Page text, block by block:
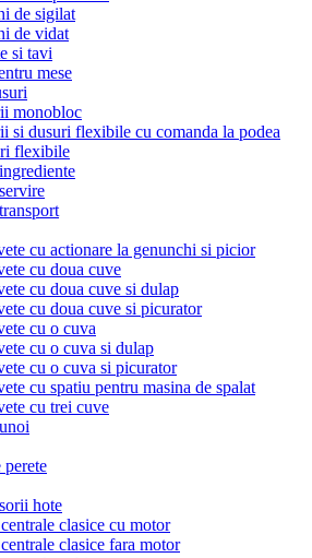
de sigilat
de vidat
si tavi
mese
monobloc
si dusuri flexibile cu comanda la podea
flexibile
cu actionare la genunchi si picior
cu doua cuve
cu doua cuve si dulap
cu doua cuve si picurator
cu o cuva
cu o cuva si dulap
cu o cuva si picurator
cu spatiu pentru masina de spalat
cu trei cuve
hote
clasice cu motor
clasice fara motor